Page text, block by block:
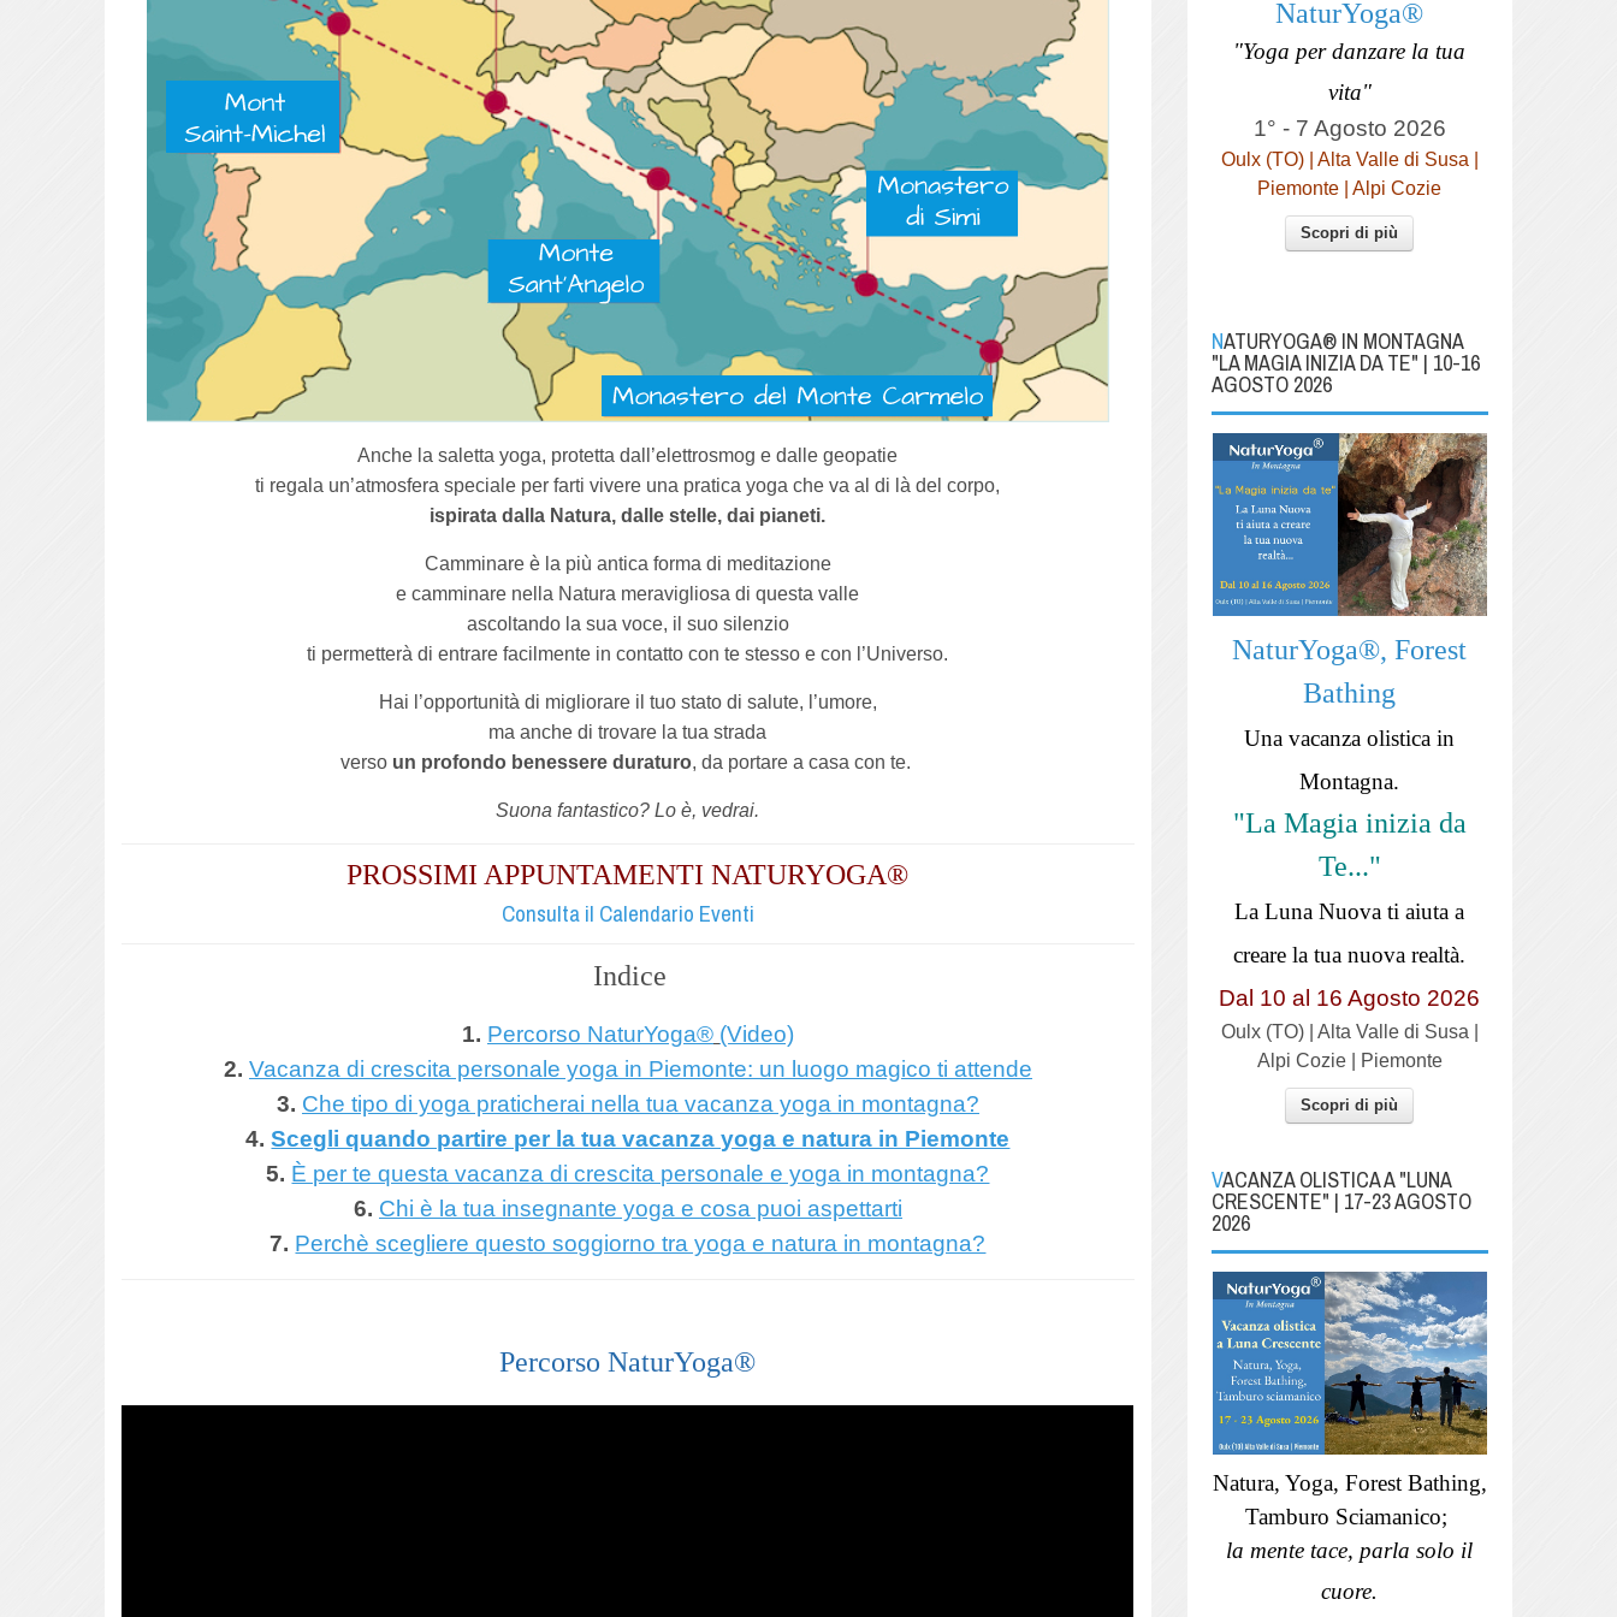
Anche la saletta yoga, protetta dall’elettrosmog e dalle geopatie
ti regala un’atmosfera speciale per farti vivere una pratica yoga che va al di là del corpo,
ispirata dalla Natura, dalle stelle, dai pianeti.
Camminare è la più antica forma di meditazione
e camminare nella Natura meravigliosa di questa valle
ascoltando la sua voce, il suo silenzio
ti permetterà di entrare facilmente in contatto con te stesso e con l’Universo.
Hai l’opportunità di migliorare il tuo stato di salute, l’umore,
ma anche di trovare la tua strada
versoun profondo benessere duraturo, da portare a casa con te.
Suona fantastico? Lo è, vedrai.
PROSSIMI APPUNTAMENTI NATURYOGA®
Consulta il Calendario Eventi
Indice
1. Percorso NaturYoga® (Video)
2. Vacanza di crescita personale yoga in Piemonte: un luogo magico ti attende
3. Che tipo di yoga praticherai nella tua vacanza yoga in montagna?
4.Scegli quando partire per la tua vacanza yoga e natura in Piemonte
5. È per te questa vacanza di crescita personale e yoga in montagna?
6. Chi è la tua insegnante yoga e cosa puoi aspettarti
7. Perchè scegliere questo soggiorno tra yoga e natura in montagna?
Percorso NaturYoga®
NaturYoga®
"Yoga per danzare la tua
vita"
1° - 7 Agosto 2026
Oulx (TO) | Alta Valle di Susa |
Piemonte | Alpi Cozie
Scopri di più
NATURYOGA® IN MONTAGNA
"LA MAGIA INIZIA DA TE" | 10-16
AGOSTO 2026
NaturYoga®, Forest
Bathing
Una vacanza olistica in
Montagna.
"La Magia inizia da
Te..."
La Luna Nuova ti aiuta a
creare la tua nuova realtà.
Dal 10 al 16 Agosto 2026
Oulx (TO) | Alta Valle di Susa |
Alpi Cozie | Piemonte
Scopri di più
VACANZA OLISTICA A "LUNA
CRESCENTE" | 17-23 AGOSTO
2026
Natura, Yoga, Forest Bathing,
Tamburo Sciamanico;
la mente tace, parla solo il
cuore.